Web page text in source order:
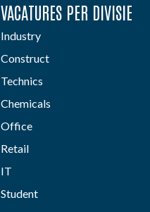
VACATURES PER DIVISIE
Industry
Construct
Technics
Chemicals
Office
Retail
IT
Student